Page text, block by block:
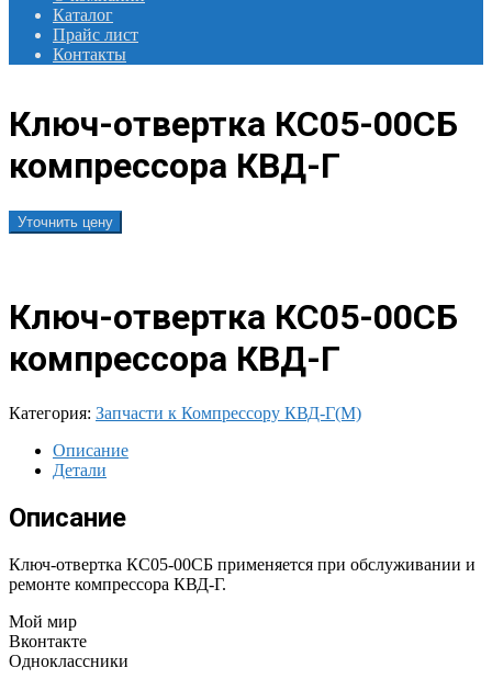
Каталог
Прайс лист
Контакты
Ключ-отвертка КС05-00СБ
компрессора КВД-Г
Уточнить цену
Ключ-отвертка КС05-00СБ
компрессора КВД-Г
Категория: Запчасти к Компрессору КВД-Г(М)
Описание
Детали
Описание
Ключ-отвертка КС05-00СБ применяется при обслуживании и
ремонте компрессора КВД-Г.
Мой мир
Вконтакте
Одноклассники